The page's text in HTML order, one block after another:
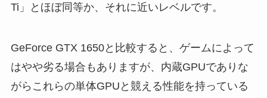
Ti」とほぼ同等か、それに近いレベルです。
GeForce GTX 1650と比較すると、ゲームによって
はやや劣る場合もありますが、内蔵GPUでありな
がらこれらの単体GPUと競える性能を持っている